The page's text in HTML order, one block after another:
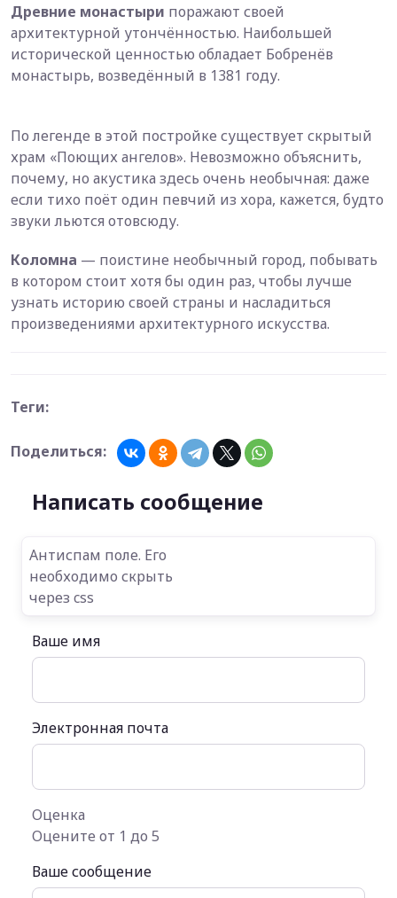
Древние монастыри поражают своей
архитектурной утончённостью. Наибольшей
исторической ценностью обладает Бобренёв
монастырь, возведённый в 1381 году.
По легенде в этой постройке существует скрытый
храм «Поющих ангелов». Невозможно объяснить,
почему, но акустика здесь очень необычная: даже
если тихо поёт один певчий из хора, кажется, будто
звуки льются отовсюду.
Коломна — поистине необычный город, побывать
в котором стоит хотя бы один раз, чтобы лучше
узнать историю своей страны и насладиться
произведениями архитектурного искусства.
Теги:
Поделиться:
Написать сообщение
Антиспам поле. Его
необходимо скрыть
через css
Ваше имя
Электронная почта
Оценка
Оцените от 1 до 5
Ваше сообщение